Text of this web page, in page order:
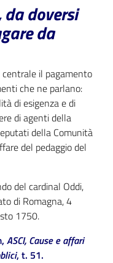
doversi
da
il pagamento
che ne parlano:
di esigenza e di
di agenti della
della Comunità
del pedaggio del
del cardinal Oddi,
di Romagna, 4
1750.
ASCI, Cause e affari
, t. 51.